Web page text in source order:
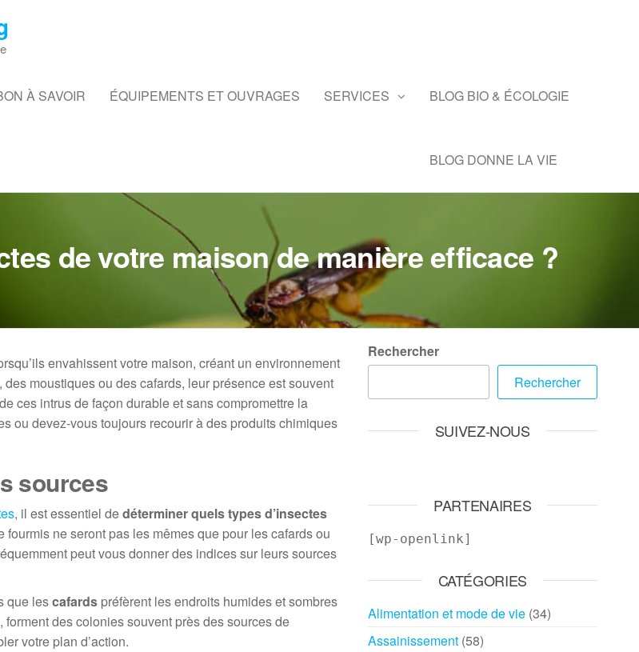
À SAVOIR ÉQUIPEMENTS ET OUVRAGES SERVICES BLOG BIO & ÉCOLOGIE
BLOG DONNE LA VIE
de votre maison de manière efficace ?
envahissent votre maison, créant un environnement
moustiques ou des cafards, leur présence est souvent
ces intrus de façon durable et sans compromettre la
ou devez-vous toujours recourir à des produits chimiques
sources
, il est essentiel dedéterminer quels types d’insectes
ne seront pas les mêmes que pour les cafards ou
peut vous donner des indices sur leurs sources
que lescafards préfèrent les endroits humides et sombres
forment des colonies souvent près des sources de
votre plan d’action.
Rechercher
Rechercher
SUIVEZ-NOUS
PARTENAIRES
[wp-openlink]
CATÉGORIES
Alimentation et mode de vie(34)
Assainissement(58)